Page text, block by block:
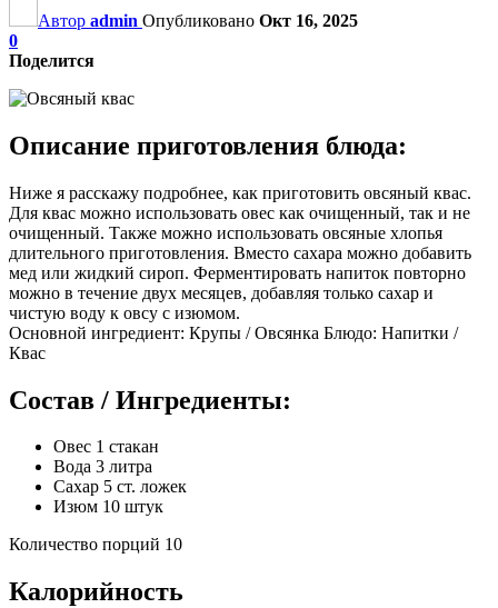
Автор admin Опубликовано Окт 16, 2025
0
Поделится
Описание приготовления блюда:
Ниже я расскажу подробнее, как приготовить овсяный квас.
Для квас можно использовать овес как очищенный, так и не
очищенный. Также можно использовать овсяные хлопья
длительного приготовления. Вместо сахара можно добавить
мед или жидкий сироп. Ферментировать напиток повторно
можно в течение двух месяцев, добавляя только сахар и
чистую воду к овсу с изюмом.
Основной ингредиент: Крупы / Овсянка Блюдо: Напитки /
Квас
Состав / Ингредиенты:
Овес 1 стакан
Вода 3 литра
Сахар 5 ст. ложек
Изюм 10 штук
Количество порций 10
Калорийность